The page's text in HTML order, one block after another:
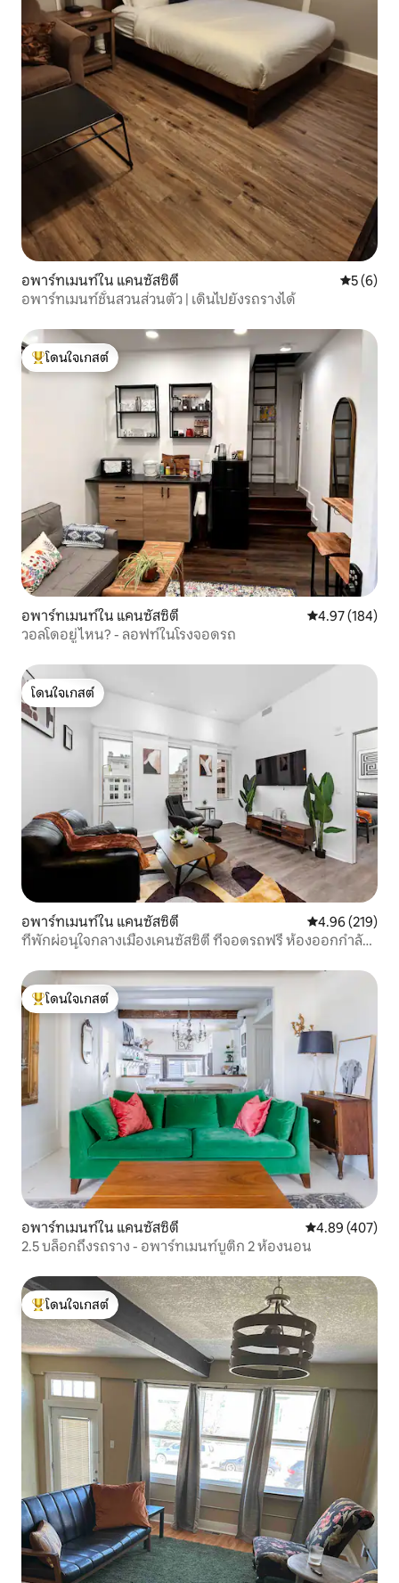
อพาร์ทเมนท์ใน แคนซัสซิตี คะแนนเฉ
5 (6)
อพาร์ทเมนท์ชั้นสวนส่วนตัว | เดินไปยังรถรางได้
โดนใจเกสต์ที่สุด
โดนใจเกสต์
อพาร์ทเมนท์ใน แคนซัสซิตี คะแนนเฉลี่ย
4.97 (184)
วอลโดอยู่ไหน? - ลอฟท์ในโรงจอดรถ
โดนใจเกสต์
โดนใจเกสต์
อพาร์ทเมนท์ใน แคนซัสซิตี คะแนนเฉลี่ย
4.96 (219)
ที่พักผ่อนใจกลางเมืองเคนซัสซิตี ที่จอดรถฟรี ห้องออกกำลัง
โดนใจเกสต์ที่สุด
โดนใจเกสต์
อพาร์ทเมนท์ใน แคนซัสซิตี คะแนนเฉลี่ย
4.89 (407)
2.5 บล็อกถึงรถราง - อพาร์ทเมนท์บูติก 2 ห้องนอน
โดนใจเกสต์ที่สุด
โดนใจเกสต์